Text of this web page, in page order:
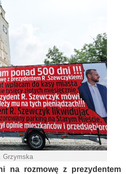
Grzymska
na rozmowę z prezydentem